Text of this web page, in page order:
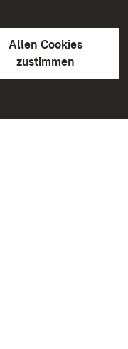
Allen Cookies
zustimmen